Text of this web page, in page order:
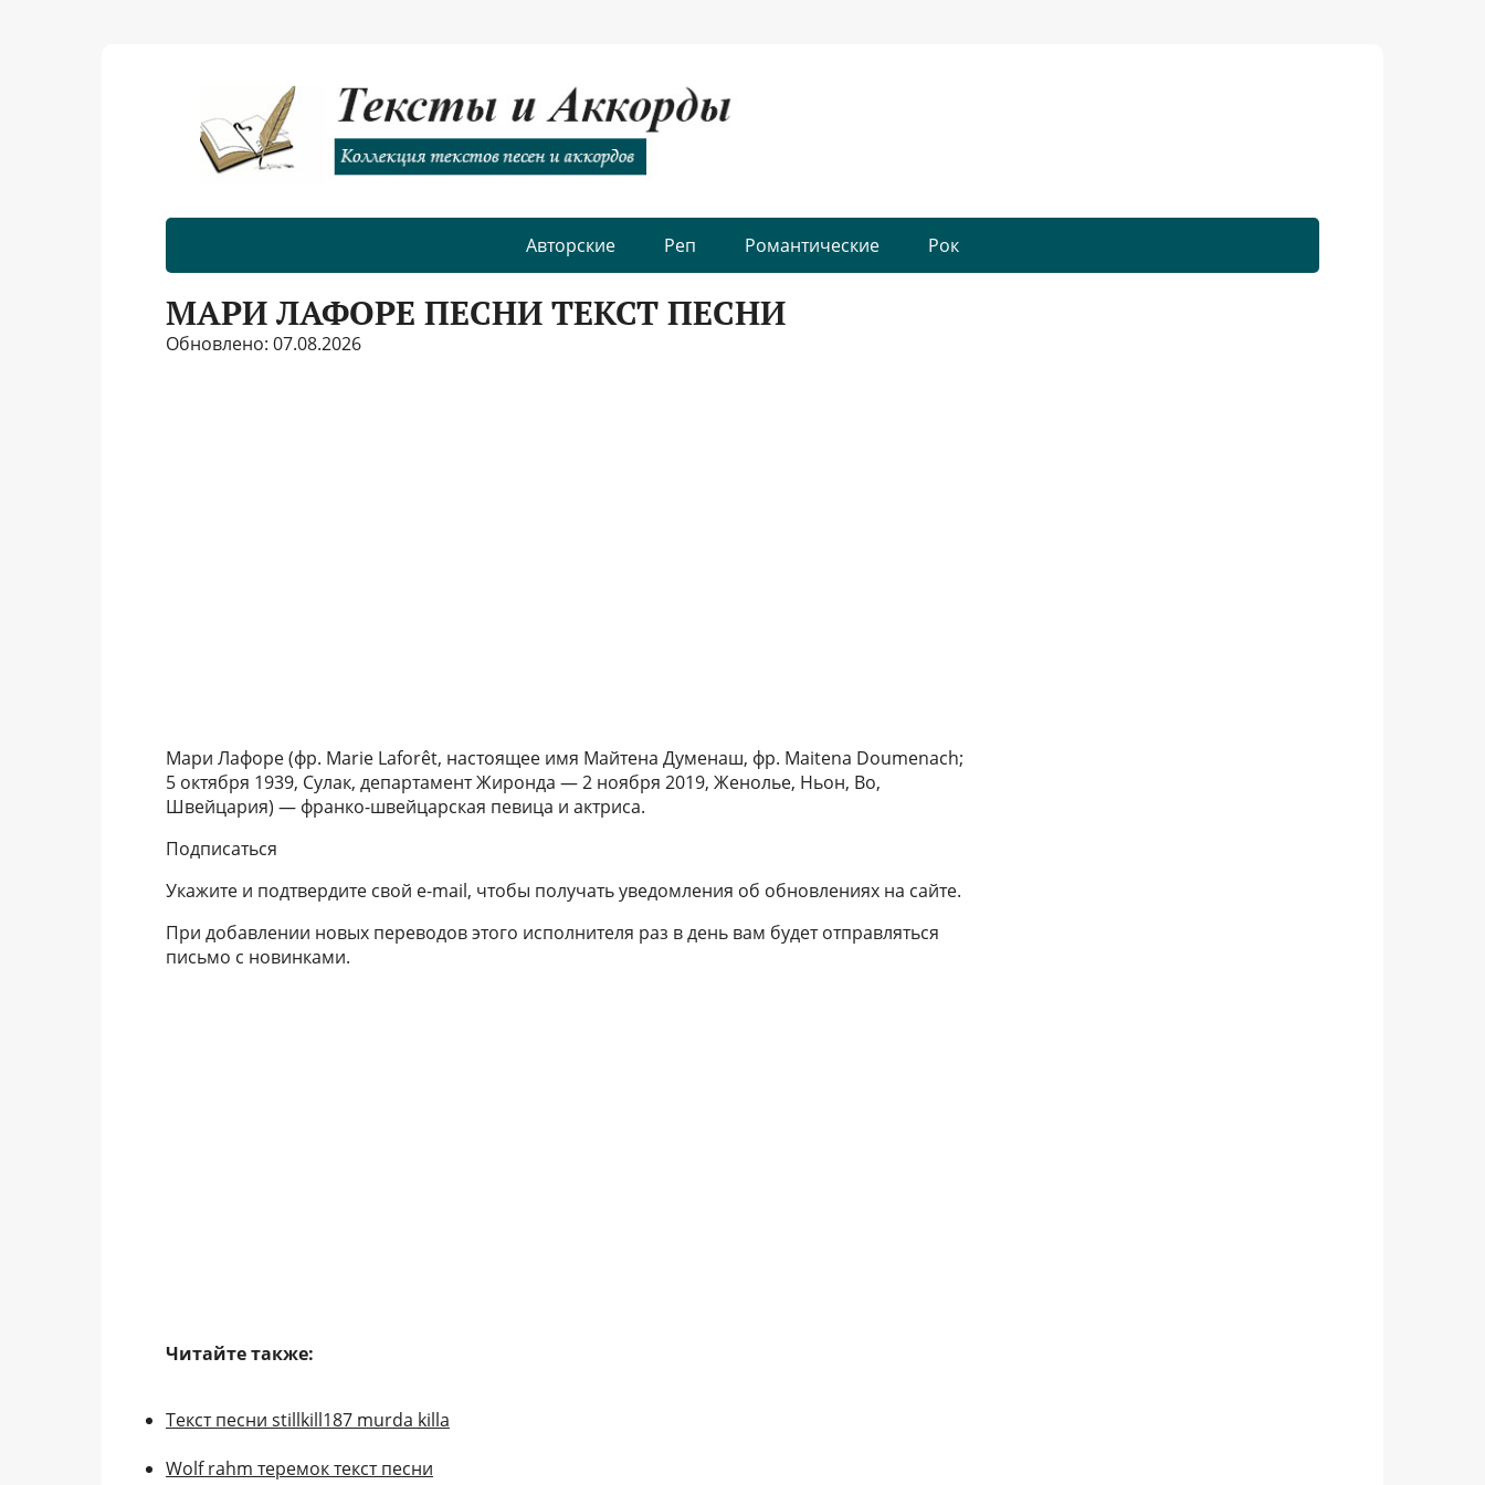
Авторские Реп Романтические Рок
МАРИ ЛАФОРЕ ПЕСНИ ТЕКСТ ПЕСНИ
Обновлено: 07.08.2026
Мари Лафоре (фр. Marie Laforêt, настоящее имя Майтена Думенаш, фр. Maitena Doumenach;
5 октября 1939, Сулак, департамент Жиронда — 2 ноября 2019, Женолье, Ньон, Во,
Швейцария) — франко-швейцарская певица и актриса.
Подписаться
Укажите и подтвердите свой e-mail, чтобы получать уведомления об обновлениях на сайте.
При добавлении новых переводов этого исполнителя раз в день вам будет отправляться
письмо с новинками.
Читайте также:
Текст песни stillkill187 murda killa
Wolf rahm теремок текст песни